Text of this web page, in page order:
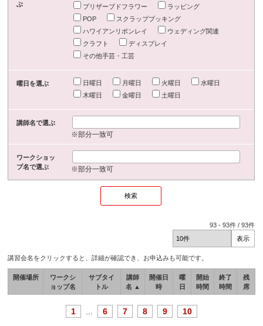
ぶ
プリザーブドフラワー
ラッピング
POP
スクラップブッキング
ハワイアンリボンレイ
ウェディング関連
クラフト
ディスプレイ
その他手芸・工芸
曜日を選ぶ 日曜日 月曜日 火曜日
水曜日
木曜日
金曜日 土曜日
講師名で選ぶ
※部分一致可
ワークショッ
プ名で選ぶ
※部分一致可
93 -93件 /93件
講習会名をクリックすると、詳細が確認でき、お申込みも可能です。
開催場所
ワークシ
ョップ名
サブタイ
トル
講師
名 ▲
開催日
時
曜
日
開始
時間
終了
時間
残
席
1 6 7 8 9 10